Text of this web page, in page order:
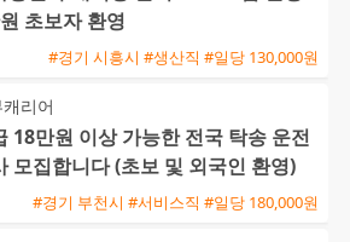
초보자 환영
#경기 시흥시 #생산직 #일당 130,000원
리어
18만원 이상 가능한 전국 탁송 운전
모집합니다 (초보 및 외국인 환영)
#경기 부천시 #서비스직 #일당 180,000원